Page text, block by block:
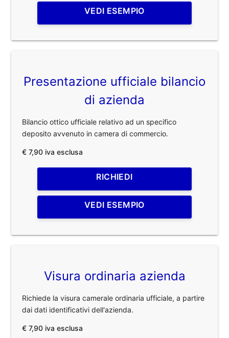
VEDI ESEMPIO
Presentazione ufficiale bilancio
di azienda
Bilancio ottico ufficiale relativo ad un specifico
deposito avvenuto in camera di commercio.
€ 7,90 iva esclusa
RICHIEDI
VEDI ESEMPIO
Visura ordinaria azienda
Richiede la visura camerale ordinaria ufficiale, a partire
dai dati identificativi dell'azienda.
€ 7,90 iva esclusa